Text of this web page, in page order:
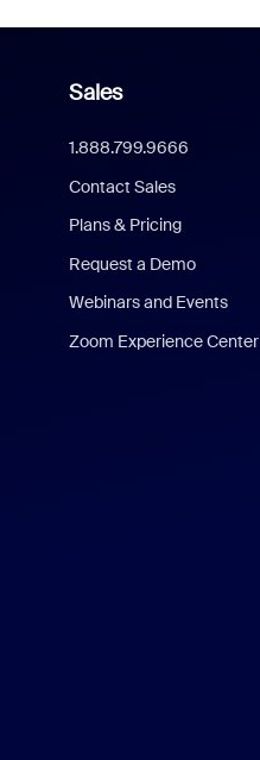
Sales
1.888.799.9666
Contact Sales
Plans & Pricing
Request a Demo
Webinars and Events
Zoom Experience Center